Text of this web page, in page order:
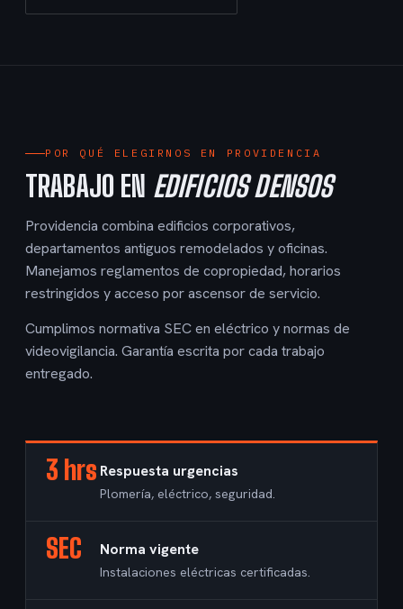
POR QUÉ ELEGIRNOS EN PROVIDENCIA
TRABAJO EN EDIFICIOS DENSOS
Providencia combina edificios corporativos,
departamentos antiguos remodelados y oficinas.
Manejamos reglamentos de copropiedad, horarios
restringidos y acceso por ascensor de servicio.
Cumplimos normativa SEC en eléctrico y normas de
videovigilancia. Garantía escrita por cada trabajo
entregado.
3 hrs Respuesta urgencias
Plomería, eléctrico, seguridad.
SEC Norma vigente
Instalaciones eléctricas certificadas.